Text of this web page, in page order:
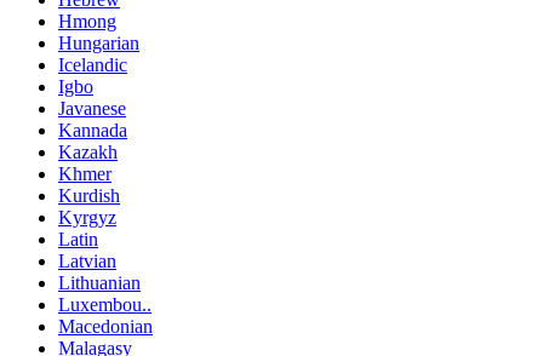
Hmong
Hungarian
Icelandic
Igbo
Javanese
Kannada
Kazakh
Khmer
Kurdish
Kyrgyz
Latin
Latvian
Lithuanian
Luxembou..
Macedonian
Malagasy